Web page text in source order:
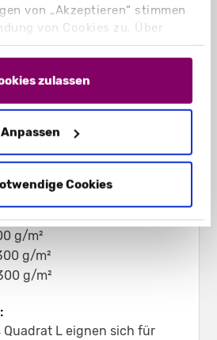
von „Akzeptieren“ stimmen
von Cookies zu. Über
Sie auswählen, welche
Hier finden Sie unser
Datenschutzerklärung
zulassen
Anpassen
Cookies
g/m²
g/m²
g/m²
Quadrat L eignen sich für